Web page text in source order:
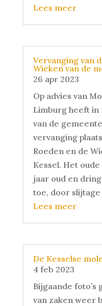
Lees meer
Vervanging van
Wieken van de
26 apr 2023
Op advies van
Limburg heeft
van de
vervanging
Roeden en de
Kessel. Het
jaar oud en
toe, door slijtage
Lees meer
De Kesselse
4 feb 2023
Bijgaande foto’s
van zaken weer